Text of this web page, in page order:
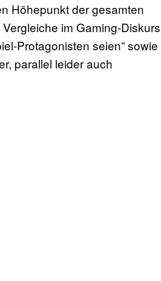
Höhepunkt der gesamten
im Gaming-Diskurs
Protagonisten seien” sowie
parallel leider auch